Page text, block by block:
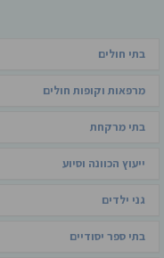
בתי חולים
מרפאות וקופות חולים
בתי מרקחת
ייעוץ הכוונה וסיוע
גני ילדים
בתי ספר יסודיים